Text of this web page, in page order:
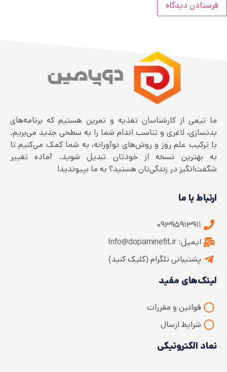
ما تیمی از کارشناسان تغذیه و تمرین هستیم که برنامه‌های
بدنسازی، لاغری و تناسب اندام شما را به سطحی جدید می‌بریم.
با ترکیب علم روز و روش‌های نوآورانه، به شما کمک می‌کنیم تا
به بهترین نسخه از خودتان تبدیل شوید. آماده تغییر
شگفت‌انگیز در زندگی‌تان هستید؟ به ما بپیوندید!
ارتباط با ما
۰۹۳۹۵۹۱۳۹۱۱
ایمیل: Info@dopaminefit.ir
پشتیبانی تلگرام (کلیک کنید)
لینک‌های مفید
قوانین و مقررات
شرایط ارسال
نماد الکترونیکی